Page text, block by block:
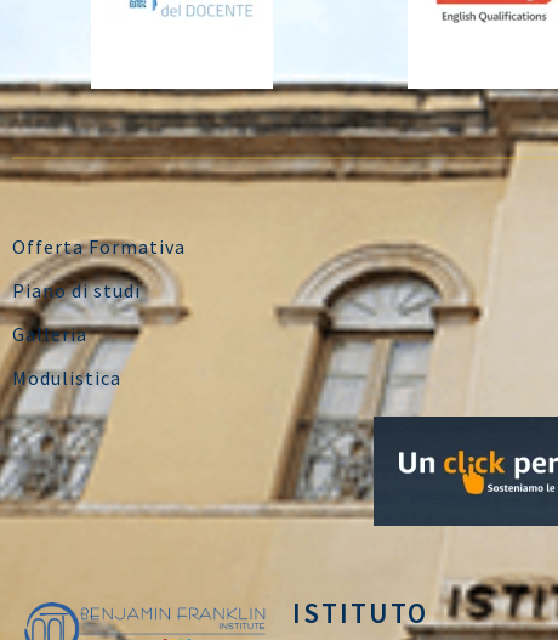
Offerta Formativa
Piano di studi
Galleria
Modulistica
ISTITUTO